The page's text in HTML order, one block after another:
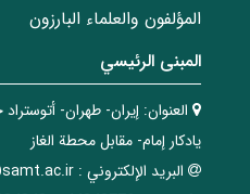
المؤلفون والعلماء البارزون
المبنی الرئيسي
العنوان: إيران- طهران-
يادكار إمام- مقابل محطة الغاز
البريد الإلکتروني :